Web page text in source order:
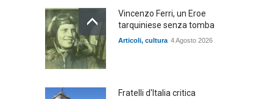
Vincenzo Ferri, un Eroe
tarquiniese senza tomba
Articoli, cultura 4 Agosto 2026
Fratelli d'Italia critica